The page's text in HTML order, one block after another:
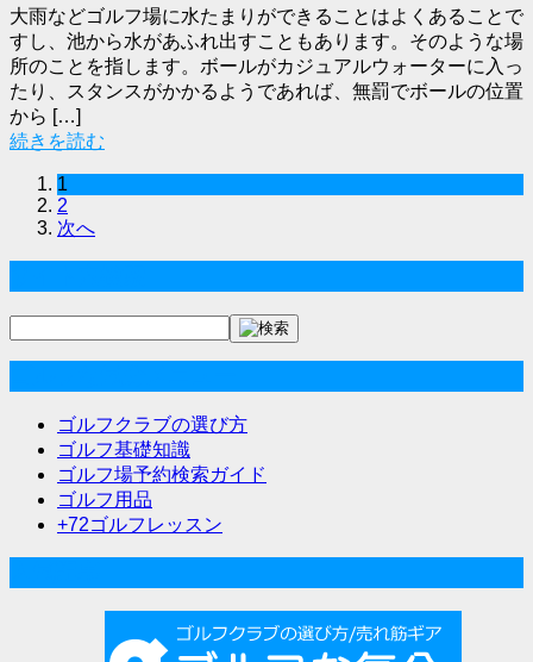
大雨などゴルフ場に水たまりができることはよくあることで
すし、池から水があふれ出すこともあります。そのような場
所のことを指します。ボールがカジュアルウォーターに入っ
たり、スタンスがかかるようであれば、無罰でボールの位置
から […]
続きを読む
1
2
次へ
ゴルフクラブの選び方
ゴルフ基礎知識
ゴルフ場予約検索ガイド
ゴルフ用品
+72ゴルフレッスン